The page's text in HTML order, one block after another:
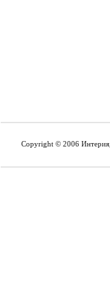
Copyright © 2006 Интерия,